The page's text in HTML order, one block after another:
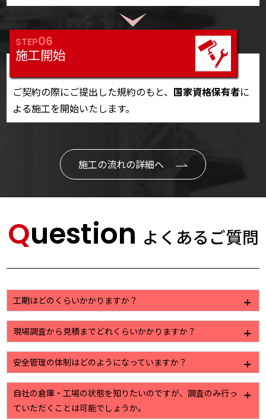
STEP06
施工開始
ご契約の際にご提出した規約のもと、 国家資格保有者に
よる施工を開始いたします。
施工の流れの詳細へ
Question よくあるご質問
工期はどのくらいかかりますか？
工事に内容によって様々ですが、一般的な塗装工事で
すと2週間から3週間程になります。
現場調査から見積までどれくらいかかりますか？
建物の大きさや、お出しする資料のご要望によって若
干の違いはありますが、7日から10日ほどで提出させ
ていただいております。
安全管理の体制はどのようになっていますか？
株式会社植田では作業員名簿をはじめ、危険予知活動
日報といった安全管理を目的とした書類の作成・管理
を徹底しております。
自社の倉庫・工場の状態を知りたいのですが、調査のみ行っ
ていただくことは可能でしょうか。